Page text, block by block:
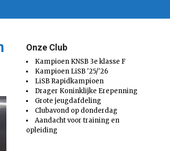
Onze Club
Kampioen KNSB 3e klasse F
Kampioen LiSB '25/'26
LiSB Rapidkampioen
Drager Koninklijke Erepenning
Grote jeugdafdeling
Clubavond op donderdag
Aandacht voor training en
opleiding